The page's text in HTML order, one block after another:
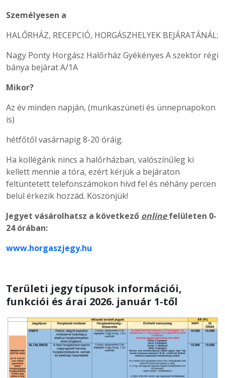
Személyesen a
HALŐRHÁZ, RECEPCIÓ, HORGÁSZHELYEK BEJÁRATÁNÁL:
Nagy Ponty Horgász Halőrház Gyékényes A szektor régi
bánya bejárat A/1A
Mikor?
Az év minden napján, (munkaszüneti és ünnepnapokon
is)
hétfőtől vasárnapig 8-20 óráig.
Ha kollégánk nincs a halőrházban, valószínűleg ki
kellett mennie a tóra, ezért kérjük a bejáraton
feltüntetett telefonszámokon hívd fel és néhány percen
belül érkezik hozzád. Köszönjük!
Jegyet vásárolhatsz a következő onlinefelületen 0-
24 órában:
www.horgaszjegy.hu
Területi jegy típusok információi,
funkciói és árai 2026. január 1-től